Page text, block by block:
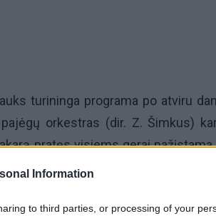
Information
to third parties, or processing of your
turininga programa po atviru
orkestras (dir. Z. Šimkus)
pratęs visiems gerai pažįstama
su Prancūzijos ambasados